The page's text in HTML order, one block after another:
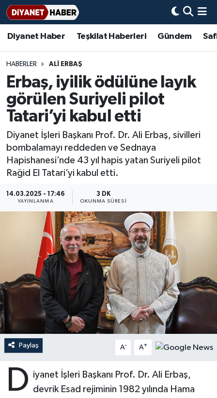
Diyanet Haber Teşkilat Haberleri Gündem
HABERLER ALİ ERBAŞ
Erbaş, iyilik ödülüne layık
görülen Suriyeli pilot
Tatari’yi kabul etti
Diyanet İşleri Başkanı Prof. Dr. Ali Erbaş, sivilleri
bombalamayı reddeden ve Sednaya
Hapishanesi’nde 43 yıl hapis yatan Suriyeli pilot
Rağid El Tatari’yi kabul etti.
14.03.2025 - 17:46
YAYINLANMA
3 DK
OKUNMA SÜRESI
Paylaş A- A+
D iyanet İşleri Başkanı Prof. Dr. Ali Erbaş,
devrik Esad rejiminin 1982 yılında Hama
Diyanet Haber
Teşkilat Haberleri
Adana Müftülüğü
Adıyaman Müftülüğü
Afyonkarahisar Müftülüğü
Ağrı Müftülüğü
Aksaray Müftülüğü
Amasya Müftülüğü
Antalya Müftülüğü
Ardahan Müftülüğü
Artvin Müftülüğü
Aydın Müftülüğü
Balıkesir Müftülüğü
Bartın Müftülüğü
Bayburt Müftülüğü
Gündem
#Keşfet
Bir Ayet
Bir Hikaye
Biyografiler
Dini kavramlar
Diyanet Bilgi
Diyanet Takvimi
Hadislerle İslam
Kudüs
Kurban
Mukabele
Peygamberimizin Hayatı
Ramazan
Zekat
Basında Bugün
DİYANET eKİTAP
Aile Dergisi
Aylık Dergi
TDV
Hutbeler
DİYANET AKADEMİ
DİYANET GENÇLİK
DİYANET RADYO/TV
DEPREM
Eğitim
İmam Hatip Okulları
Başmakale
Hadis-i Şerifler
Hayat Okumaları
Nöbetçi Eczaneler
Hava Durumu
Ankara Namaz Vakitleri
Trafik Durumu
Süper Lig Puan Durumu ve Fikstür
Tüm Manşetler
Haber Arşivi